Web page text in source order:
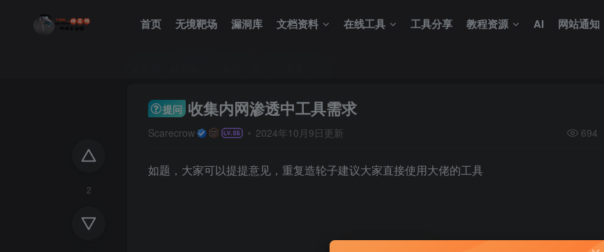
首页 无境靶场 漏洞库 文档资料 在线工具 工具分享 教程资源 AI 网站通知
2
提问 收集内网渗透中工具需求
Scarecrow 2024年10月9日更新 694
如题，大家可以提提意见，重复造轮子建议大家直接使用大佬的工具